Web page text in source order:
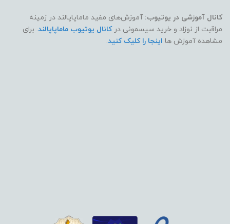
کانال آموزشی در یوتیوب: آموزش‌های مفید ماماپاپالند در زمینه
مراقبت از نوزاد و خرید سیسمونی درکانال یوتیوب ماماپاپالند. برای
مشاهده آموزش ها اینجا را کلیک کنید.